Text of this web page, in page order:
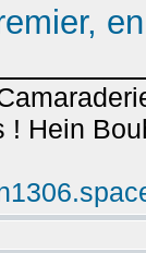
! Hein